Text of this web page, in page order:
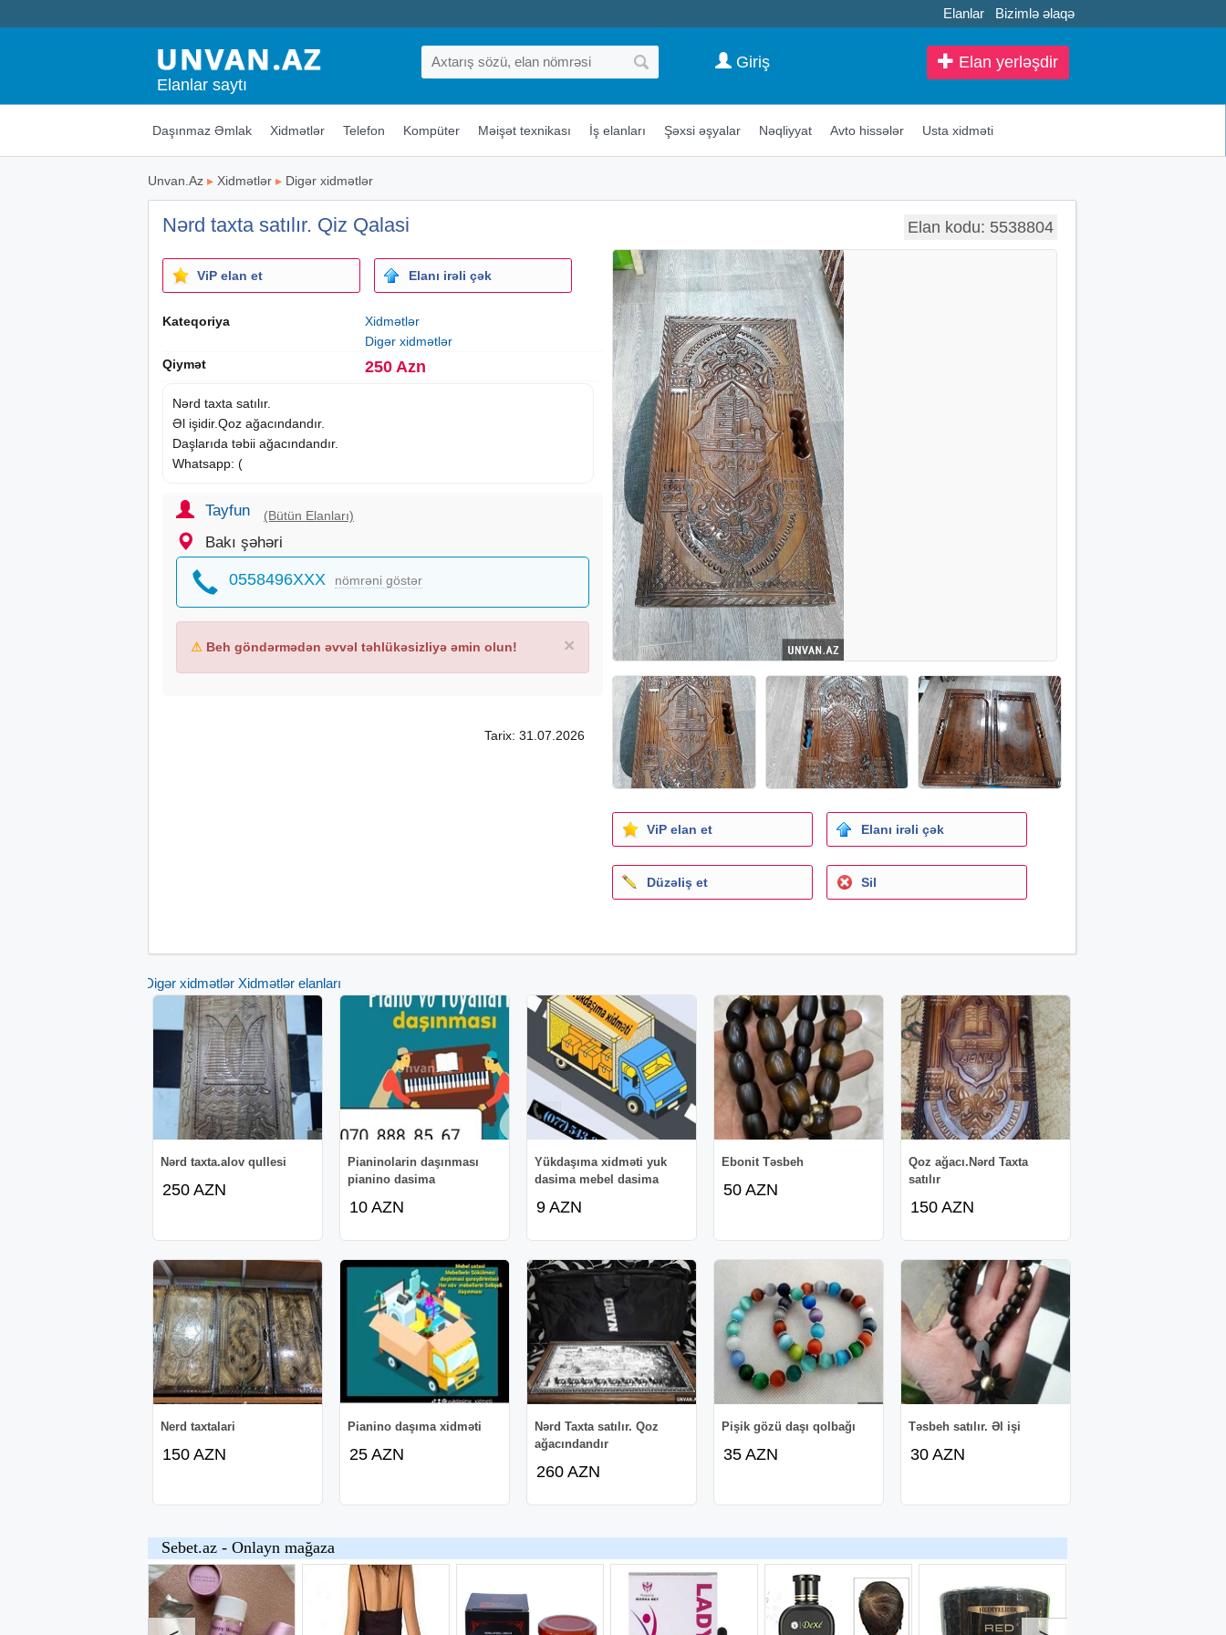
Elanlar Bizimlə əlaqə
Elanlar saytı
Elan yerləşdir
Giriş
Daşınmaz Əmlak Xidmətlər Telefon Kompüter Məişət texnikası İş elanları Şəxsi əşyalar Nəqliyyat Avto hissələr Usta xidməti
Unvan.Az ▸ Xidmətlər ▸ Digər xidmətlər
Nərd taxta satılır. Qiz Qalasi Elan kodu: 5538804
ViP elan et Elanı irəli çək
Kateqoriya
Xidmətlər
Digər xidmətlər
Qiymət
250 Azn
Nərd taxta satılır.
Əl işidir.Qoz ağacındandır.
Daşlarıda təbii ağacındandır.
Whatsapp: (
Tayfun (Bütün Elanları)
Bakı şəhəri
0558496XXX nömrəni göstər
×
⚠ Beh göndərmədən əvvəl təhlükəsizliyə əmin olun!
Tarix: 31.07.2026
ViP elan et Elanı irəli çək
Düzəliş et Sil
Digər xidmətlər Xidmətlər elanları
Nərd taxta.alov qullesi
250 AZN
Pianinolarin daşınması
pianino dasima
10 AZN
Yükdaşıma xidməti yuk
dasima mebel dasima
9 AZN
Ebonit Təsbeh
50 AZN
Qoz ağacı.Nərd Taxta
satılır
150 AZN
Nerd taxtalari
150 AZN
Pianino daşıma xidməti
25 AZN
Nərd Taxta satılır. Qoz
ağacındandır
260 AZN
Pişik gözü daşı qolbağı
35 AZN
Təsbeh satılır. Əl işi
30 AZN